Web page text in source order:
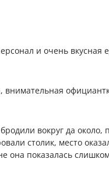
и очень вкусная
внимательная
вокруг да около,
столик, место
она показалась